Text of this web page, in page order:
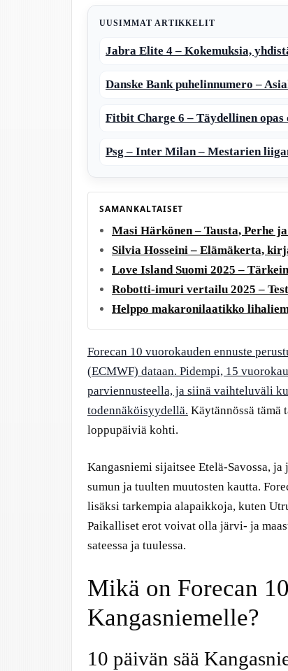
UUSIMMAT ARTIKKELIT
Jabra Elite 4 – Kokemuksia,
Danske Bank puhelinnumero –
Fitbit Charge 6 – Täydellinen
Psg – Inter Milan – Mestarien
SAMANKALTAISET
Masi Härkönen – Tausta, Perhe
Silvia Hosseini – Elämäkerta,
Love Island Suomi 2025 –
Robotti-imuri vertailu 2025 –
Helppo makaronilaatikko
Forecan 10 vuorokauden ennuste
(ECMWF) dataan. Pidempi, 15
parviennusteella, ja siinä vaihteluväli
todennäköisyydellä. Käytännössä tämä
loppupäiviä kohti.
Kangasniemi sijaitsee Etelä-Savossa,
sumun ja tuulten muutosten kautta.
lisäksi tarkempia alapaikkoja, kuten
Paikalliset erot voivat olla järvi- ja
sateessa ja tuulessa.
Mikä on Forecan
Kangasniemelle?
10 päivän sää